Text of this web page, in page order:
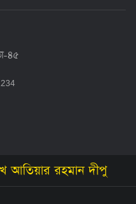
৪৫
আতিয়ার রহমান দীপু